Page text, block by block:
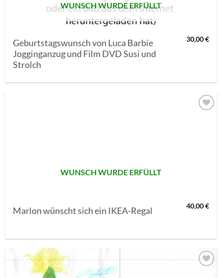
WUNSCH WURDE ERFÜLLT
Geburtstagswunsch von Luca Barbie
Jogginganzug und Film DVD Susi und
Strolch
30,00€
WUNSCH WURDE ERFÜLLT
Marlon wünscht sich ein IKEA-Regal 40,00€